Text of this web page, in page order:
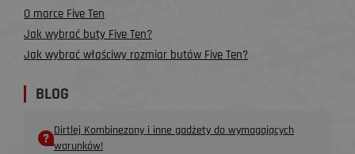
O marce Five Ten
Jak wybrać buty Five Ten?
Jak wybrać właściwy rozmiar butów Five Ten?
BLOG
Dirtlej Kombinezony i inne gadżety do wymagających
warunków!